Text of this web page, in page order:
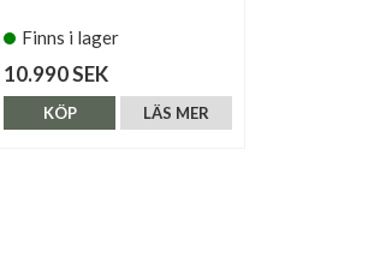
Finns i lager
10.990 SEK
LÄS MER
KÖP